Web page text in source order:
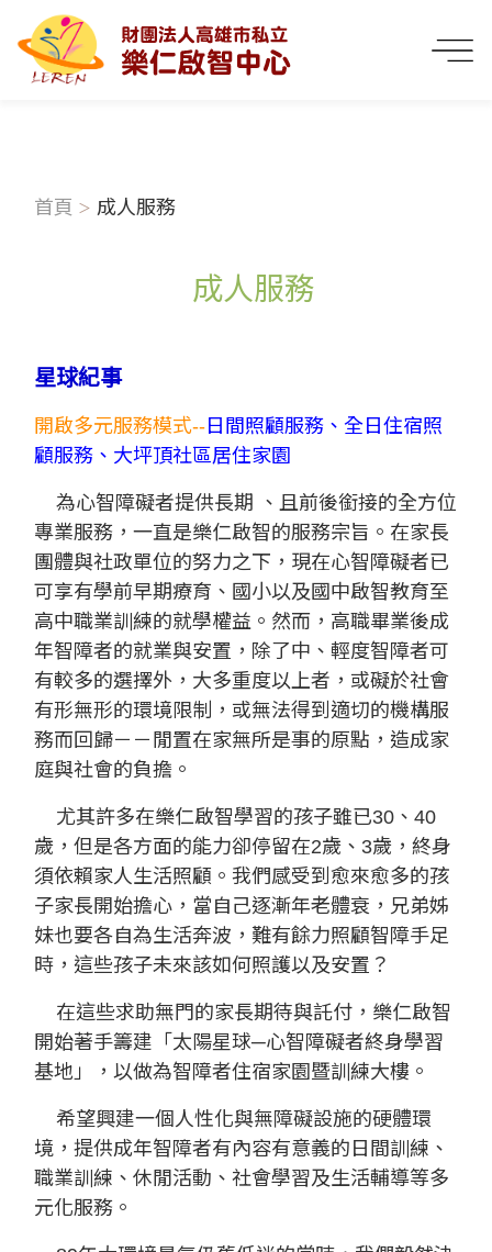
首頁 成人服務
成人服務
星球紀事
開啟多元服務模式-- 日間照顧服務 、 全日住宿照
顧服務 、 大坪頂社區居住家園
為心智障礙者提供長期 、且前後銜接的全方位
專業服務，一直是樂仁啟智的服務宗旨。在家長
團體與社政單位的努力之下，現在心智障礙者已
可享有學前早期療育、國小以及國中啟智教育至
高中職業訓練的就學權益。然而，高職畢業後成
年智障者的就業與安置，除了中、輕度智障者可
有較多的選擇外，大多重度以上者，或礙於社會
有形無形的環境限制，或無法得到適切的機構服
務而回歸－－閒置在家無所是事的原點，造成家
庭與社會的負擔。
尤其許多在樂仁啟智學習的孩子雖已30、40
歲，但是各方面的能力卻停留在2歲、3歲，終身
須依賴家人生活照顧。我們感受到愈來愈多的孩
子家長開始擔心，當自己逐漸年老體衰，兄弟姊
妹也要各自為生活奔波，難有餘力照顧智障手足
時，這些孩子未來該如何照護以及安置？
在這些求助無門的家長期待與託付，樂仁啟智
開始著手籌建「太陽星球─心智障礙者終身學習
基地」，以做為智障者住宿家園暨訓練大樓。
希望興建一個人性化與無障礙設施的硬體環
境，提供成年智障者有內容有意義的日間訓練、
職業訓練、休閒活動、社會學習及生活輔導等多
元化服務。